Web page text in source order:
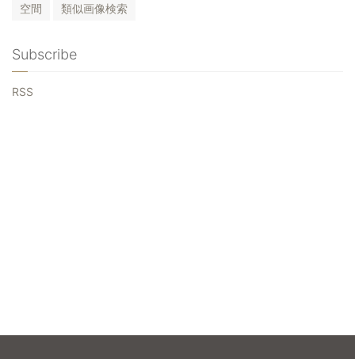
空間 類似画像検索
Subscribe
RSS